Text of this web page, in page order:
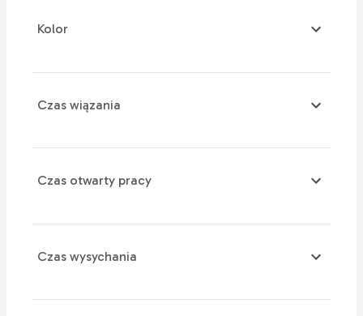
Kolor
Czas wiązania
Czas otwarty pracy
Czas wysychania